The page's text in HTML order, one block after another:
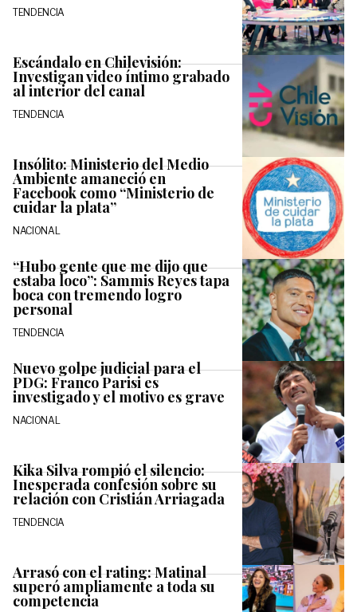
TENDENCIA
Escándalo en Chilevisión:
Investigan video íntimo grabado
al interior del canal
TENDENCIA
Insólito: Ministerio del Medio
Ambiente amaneció en
Facebook como “Ministerio de
cuidar la plata”
NACIONAL
“Hubo gente que me dijo que
estaba loco”: Sammis Reyes tapa
boca con tremendo logro
personal
TENDENCIA
Nuevo golpe judicial para el
PDG: Franco Parisi es
investigado y el motivo es grave
NACIONAL
Kika Silva rompió el silencio:
Inesperada confesión sobre su
relación con Cristián Arriagada
TENDENCIA
Arrasó con el rating: Matinal
superó ampliamente a toda su
competencia